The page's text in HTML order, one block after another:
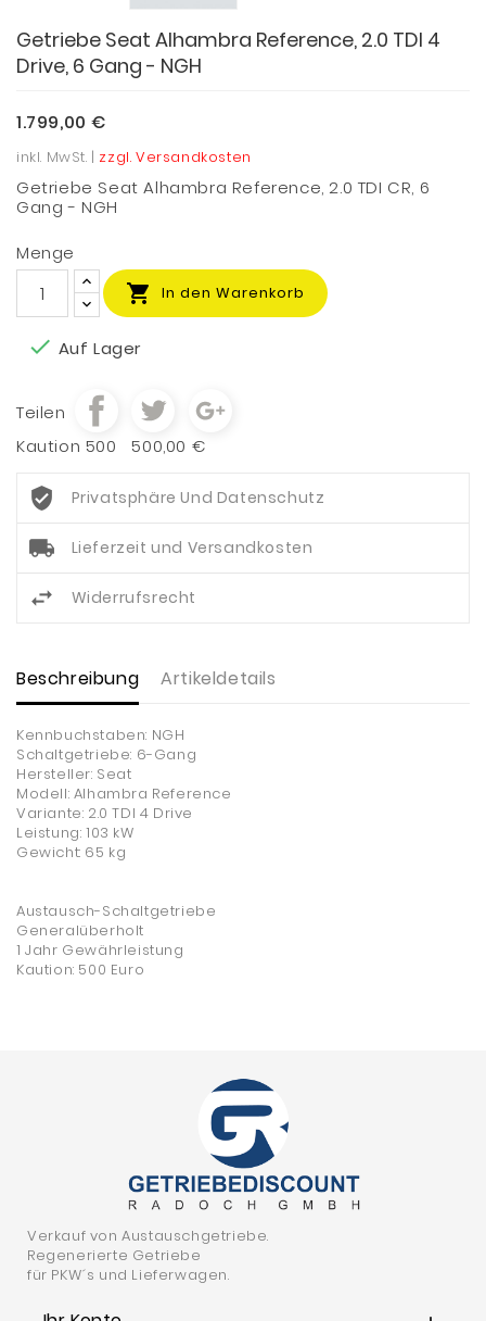
Getriebe Seat Alhambra Reference, 2.0 TDI 4
Drive, 6 Gang - NGH
1.799,00 €
inkl. MwSt. | zzgl. Versandkosten
Getriebe Seat Alhambra Reference, 2.0 TDI CR, 6
Gang - NGH
Menge
 In den Warenkorb
 Auf Lager
Teilen
Kaution 500
500,00 €
Privatsphäre Und Datenschutz
Lieferzeit und Versandkosten
Widerrufsrecht
Beschreibung Artikeldetails
Kennbuchstaben: NGH
Schaltgetriebe: 6-Gang
Hersteller: Seat
Modell: Alhambra Reference
Variante: 2.0 TDI 4 Drive
Leistung: 103 kW
Gewicht: 65 kg
Austausch-Schaltgetriebe
Generalüberholt
1 Jahr Gewährleistung
Kaution: 500 Euro
Verkauf von Austauschgetriebe.
Regenerierte Getriebe
für PKW´s und Lieferwagen.